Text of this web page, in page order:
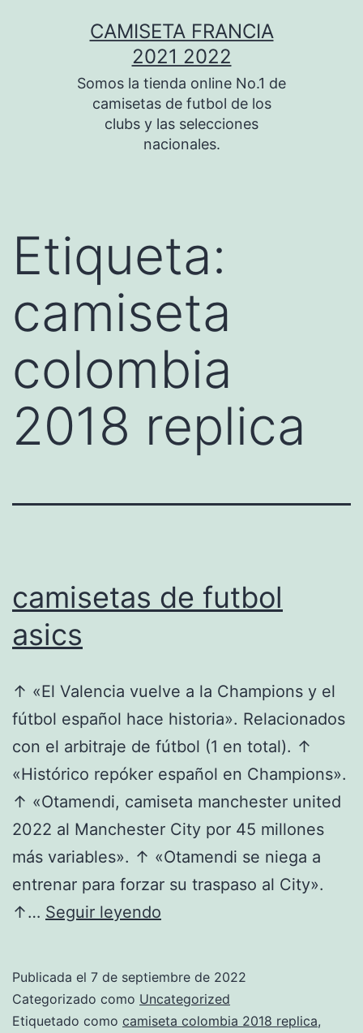
CAMISETA FRANCIA
2021 2022
Somos la tienda online No.1 de
camisetas de futbol de los
clubs y las selecciones
nacionales.
Etiqueta:
camiseta
colombia
2018 replica
camisetas de futbol
asics
↑ «El Valencia vuelve a la Champions y el
fútbol español hace historia». Relacionados
con el arbitraje de fútbol (1 en total). ↑
«Histórico repóker español en Champions».
↑ «Otamendi, camiseta manchester united
2022 al Manchester City por 45 millones
más variables». ↑ «Otamendi se niega a
entrenar para forzar su traspaso al City».
↑… Seguir leyendo
asics
Publicada el 7 de septiembre de 2022
Categorizado como Uncategorized
Etiquetado como camiseta colombia 2018 replica,